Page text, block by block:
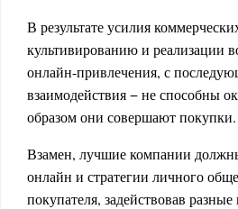
В результате усилия
культивированию и реализации
онлайн-привлечения, с
взаимодействия − не способны
образом они совершают покупки.
Взамен, лучшие компании
онлайн и стратегии личного
покупателя, задействовав